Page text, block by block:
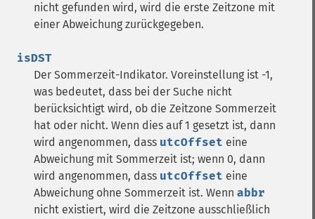
nicht gefunden wird, wird die erste Zeitzone mit
einer Abweichung zurückgegeben.
isDST
Der Sommerzeit-Indikator. Voreinstellung ist -1,
was bedeutet, dass bei der Suche nicht
berücksichtigt wird, ob die Zeitzone Sommerzeit
hat oder nicht. Wenn dies auf 1 gesetzt ist, dann
wird angenommen, dass utcOffset eine
Abweichung mit Sommerzeit ist; wenn 0, dann
wird angenommen, dass utcOffset eine
Abweichung ohne Sommerzeit ist. Wenn abbr
nicht existiert, wird die Zeitzone ausschließlich